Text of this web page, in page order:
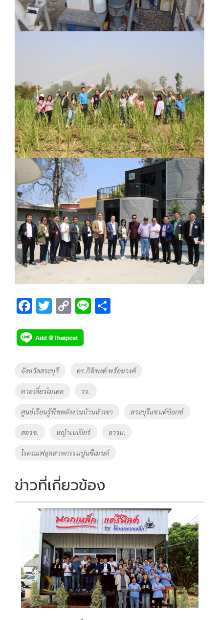
F
e
b
o
o
k
T
tt
er
C
p
y
Li
Li
Tags
จังหวัดสระบุรี ดร.กิติพงค์ พร้อมวงค์
ตาลเดี่ยวโมเดล วว.
ศูนย์เรียนรู้พืชพลังงานบ้านหัวเขา สระบุรีแซนด์บ็อกซ์
สอวช. หญ้าเนเปียร์ อววน.
โรดแมฟอุตสาหกรรมปูนซีเมนต์
ข่าวที่เกี่ยวข้อง